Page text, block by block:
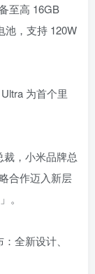
至高 16GB
池，支持 120W
为首个里
，小米品牌总
合作迈入新层
。
全新设计、